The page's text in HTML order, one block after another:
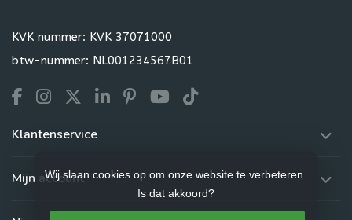
KVK nummer: KVK 37071000
btw-nummer: NL001234567B01
Klantenservice
Mijn account
Wij slaan cookies op om onze website te verbeteren.
Is dat akkoord?